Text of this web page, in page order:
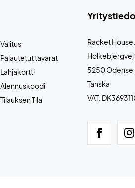
Racket House
Holkebjergvej
5250 Odense
Tanska
VAT:
Valitus
Palautetut tavarat
Lahjakortti
Alennuskoodi
Tilauksen Tila